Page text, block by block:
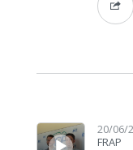
Lecteur audio 20/06/
FRAP